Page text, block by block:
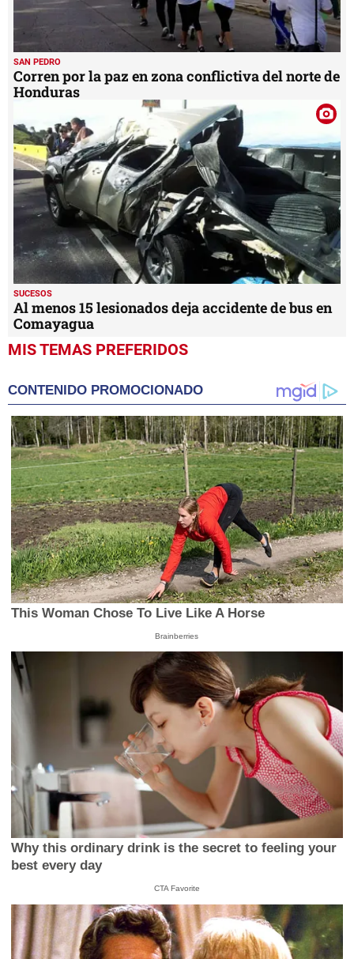
SAN PEDRO
Corren por la paz en zona conflictiva del norte de
Honduras
SUCESOS
Al menos 15 lesionados deja accidente de bus en
Comayagua
MIS TEMAS PREFERIDOS
CONTENIDO PROMOCIONADO
This Woman Chose To Live Like A Horse
Brainberries
Why this ordinary drink is the secret to feeling your
best every day
CTA Favorite